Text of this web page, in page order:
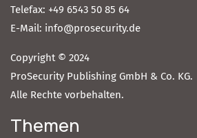
Telefax: +49 6543 50 85 64
E-Mail: info@prosecurity.de
Copyright © 2024
ProSecurity Publishing GmbH & Co. KG.
Alle Rechte vorbehalten.
Themen